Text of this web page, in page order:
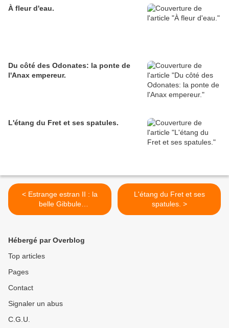
À fleur d'eau.
Du côté des Odonates: la ponte de
l'Anax empereur.
L'étang du Fret et ses spatules.
< Estrange estran II : la
belle Gibbule
mage Gibbula magus (Linn
L'étang du Fret et ses
spatules. >
Hébergé par Overblog
Top articles
Pages
Contact
Signaler un abus
C.G.U.